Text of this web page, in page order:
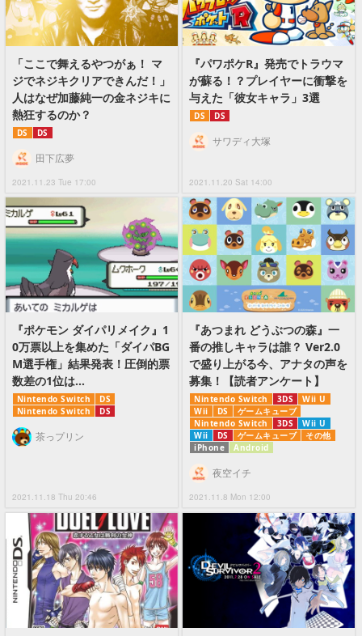
「ここで舞えるやつがぁ！ マ
ジでネジキクリアできんだ！」
人はなぜ加藤純一の金ネジキに
熱狂するのか？
DS DS
2021.11.23 Tue 17:00
田下広夢
『パワポケR』発売でトラウマ
が蘇る！？プレイヤーに衝撃を
与えた「彼女キャラ」3選
DS DS
2021.11.20 Sat 14:00
サワディ大塚
『ポケモン ダイパリメイク』1
0万票以上を集めた「ダイパBG
M選手権」結果発表！圧倒的票
数差の1位は…
Nintendo Switch
DS
Nintendo Switch
DS
2021.11.18 Thu 20:46
茶っプリン
『あつまれ どうぶつの森』一
番の推しキャラは誰？ Ver2.0
で盛り上がる今、アナタの声を
募集！【読者アンケート】
Nintendo Switch 3DS
Wii U
Wii
DS
ゲームキューブ
Nintendo Switch
3DS
Wii U
Wii
DS ゲームキューブ
その他
iPhone
Android
2021.11.8 Mon 12:00
夜空イチ